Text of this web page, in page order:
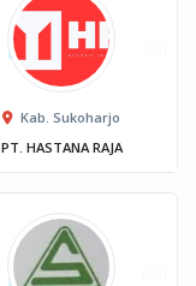
Kab. Sukoharjo
PT. HASTANA RAJA